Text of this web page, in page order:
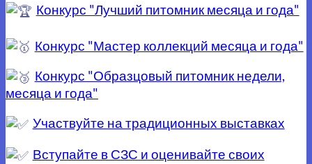
Конкурс "Лучший питомник месяца и года"
Конкурс "Мастер коллекций месяца и года"
Конкурс "Образцовый питомник недели,
месяца и года"
Участвуйте на традиционных выставках
Вступайте в СЗС и оценивайте своих